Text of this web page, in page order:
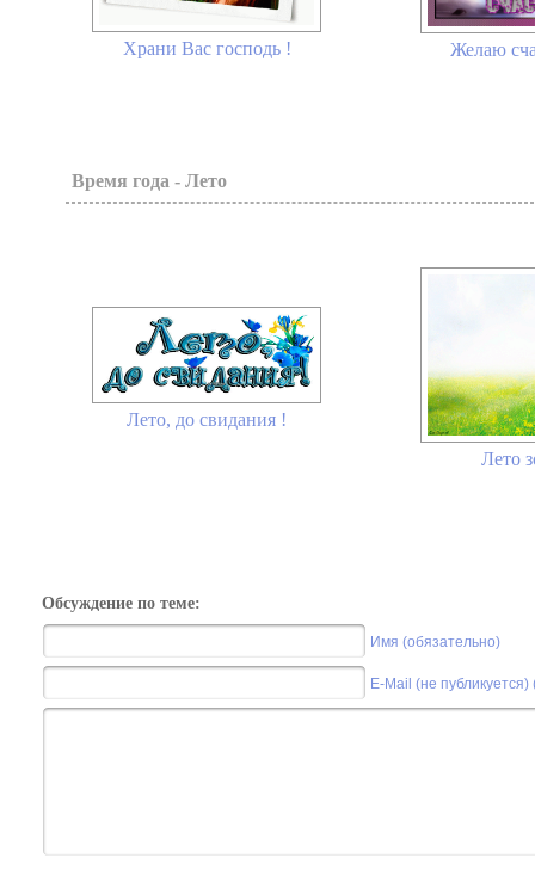
Храни Вас господь ! Желаю
Время года - Лето
Лето, до свидания !
Лето
Обсуждение по теме:
Имя (обязательно)
E-Mail (не